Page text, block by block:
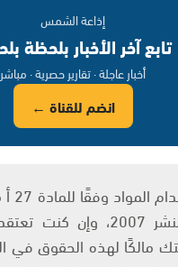
إذاعة الشمس
تابع آخر الأخبار بلحظة
أخبار عاجلة · تقارير حصرية · مباشر
انضم للقناة ←
التأليف والنشر 2007،
مالكًا لهذه الحقوق في